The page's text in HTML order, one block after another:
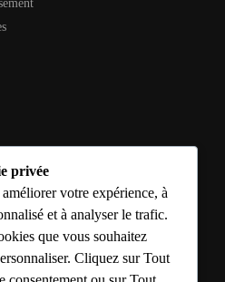
privée
votre expérience, à
et à analyser le trafic.
que vous souhaitez
Cliquez sur Tout